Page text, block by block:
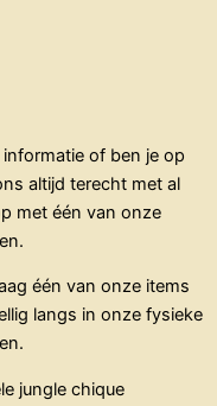
of ben je op
altijd terecht met al
met één van onze
één van onze items
langs in onze fysieke
jungle chique